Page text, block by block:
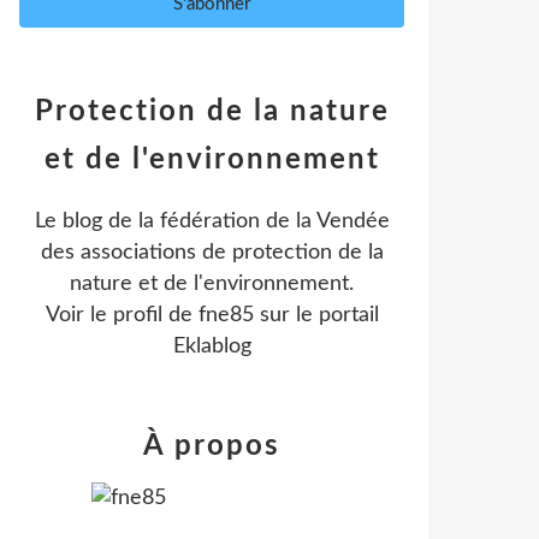
Protection de la nature
et de l'environnement
Le blog de la fédération de la Vendée
des associations de protection de la
nature et de l'environnement.
Voir le profil de fne85sur le portail
Eklablog
À propos